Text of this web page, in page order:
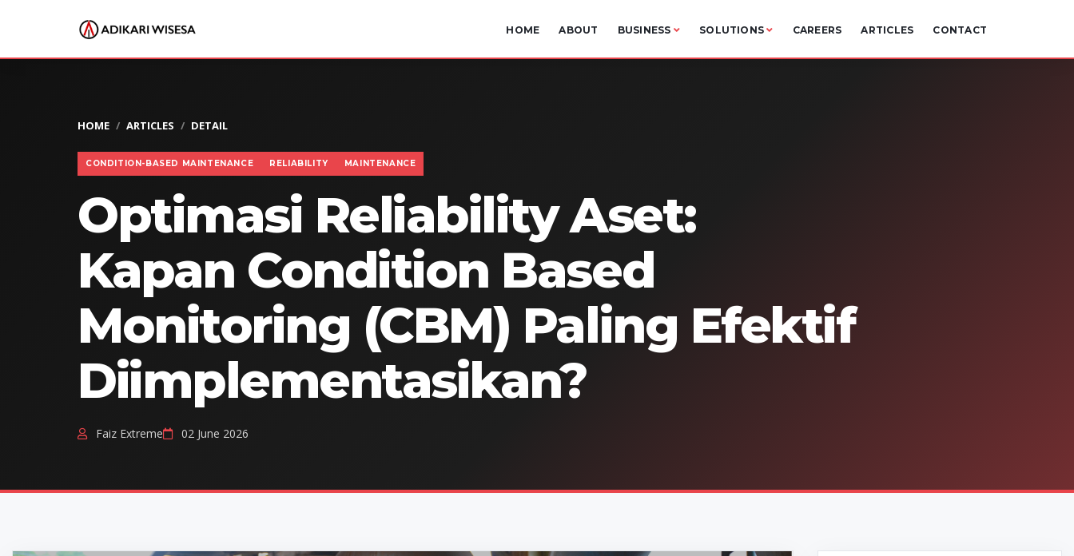
HOME ABOUT BUSINESS SOLUTIONS CAREERS ARTICLES CONTACT
HOME ARTICLES DETAIL
CONDITION-BASED MAINTENANCE RELIABILITY MAINTENANCE
Optimasi Reliability Aset:
Kapan Condition Based
Monitoring (CBM) Paling Efektif
Diimplementasikan?
Faiz Extreme 02 June 2026